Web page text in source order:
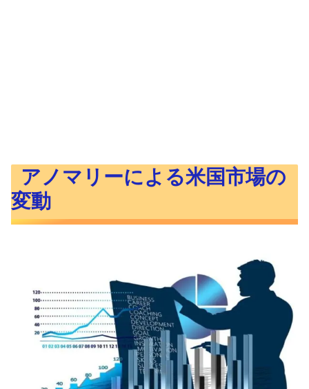
アノマリーによる米国市場の
変動